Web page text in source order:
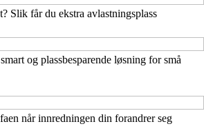
Slik får du ekstra avlastningsplass
og plassbesparende løsning for små
når innredningen din forandrer seg